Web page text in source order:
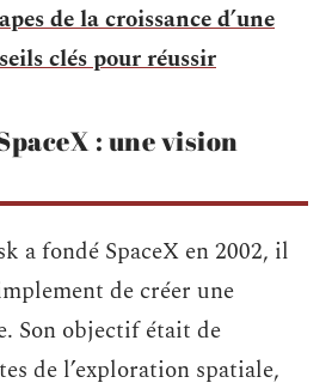
de la croissance d’une
clés pour réussir
: une vision
a fondé SpaceX en 2002, il
de créer une
Son objectif était de
de l’exploration spatiale,